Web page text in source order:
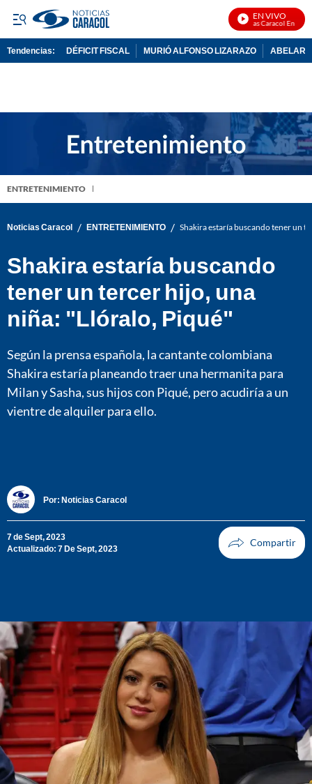
EN VIVO
Noticias Caracol En Vivo
Tendencias: DÉFICIT FISCAL MURIÓ ALFONSO LIZARAZO
ENTRETENIMIENTO
Noticias Caracol / ENTRETENIMIENTO / Shakira estaría buscando tener un
Shakira estaría buscando
tener un tercer hijo, una
niña: "Llóralo, Piqué"
Según la prensa española, la cantante colombiana
Shakira estaría planeando traer una hermanita para
Milan y Sasha, sus hijos con Piqué, pero acudiría a un
vientre de alquiler para ello.
Por: Noticias Caracol
7 de Sept, 2023
Actualizado: 7 De Sept, 2023